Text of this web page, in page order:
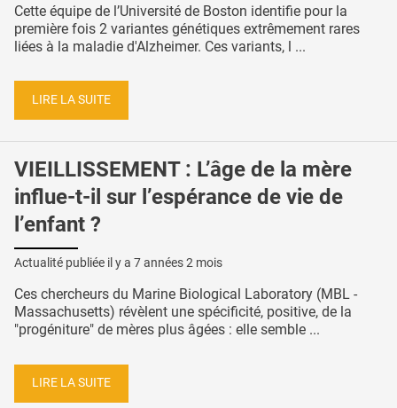
Cette équipe de l’Université de Boston identifie pour la
première fois 2 variantes génétiques extrêmement rares
liées à la maladie d'Alzheimer. Ces variants, l ...
LIRE LA SUITE
VIEILLISSEMENT : L’âge de la mère
influe-t-il sur l’espérance de vie de
l’enfant ?
Actualité publiée il y a 7 années 2 mois
Ces chercheurs du Marine Biological Laboratory (MBL -
Massachusetts) révèlent une spécificité, positive, de la
"progéniture" de mères plus âgées : elle semble ...
LIRE LA SUITE